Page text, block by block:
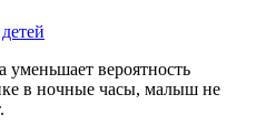
уменьшает вероятность
в ночные часы, малыш не